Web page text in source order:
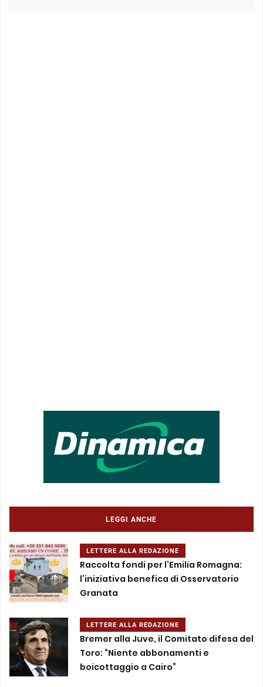
LEGGI ANCHE
LETTERE ALLA REDAZIONE
Raccolta fondi per l’Emilia Romagna:
l’iniziativa benefica di Osservatorio
Granata
LETTERE ALLA REDAZIONE
Bremer alla Juve, il Comitato difesa del
Toro: “Niente abbonamenti e
boicottaggio a Cairo”